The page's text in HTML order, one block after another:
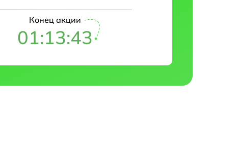
Конец акции
01:13:42